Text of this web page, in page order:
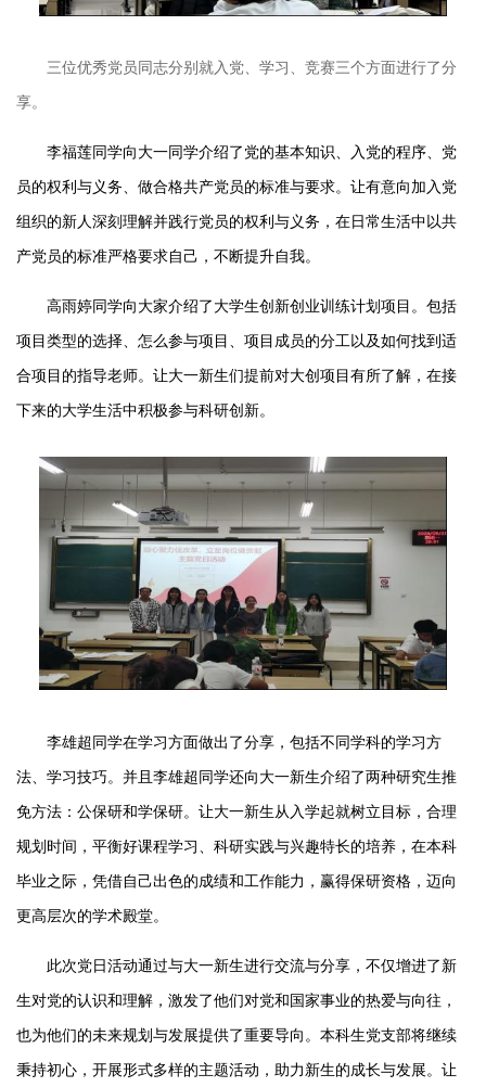
三位优秀党员同志分别就入党、学习、竞赛三个方面进行了分
享。
李福莲同学向大一同学介绍了党的基本知识、入党的程序、党
员的权利与义务、做合格共产党员的标准与要求。让有意向加入党
组织的新人深刻理解并践行党员的权利与义务，在日常生活中以共
产党员的标准严格要求自己，不断提升自我。
高雨婷同学向大家介绍了大学生创新创业训练计划项目。包括
项目类型的选择、怎么参与项目、项目成员的分工以及如何找到适
合项目的指导老师。让大一新生们提前对大创项目有所了解，在接
下来的大学生活中积极参与科研创新。
李雄超同学在学习方面做出了分享，包括不同学科的学习方
法、学习技巧。并且李雄超同学还向大一新生介绍了两种研究生推
免方法：公保研和学保研。让大一新生从入学起就树立目标，合理
规划时间，平衡好课程学习、科研实践与兴趣特长的培养，在本科
毕业之际，凭借自己出色的成绩和工作能力，赢得保研资格，迈向
更高层次的学术殿堂。
此次党日活动通过与大一新生进行交流与分享，不仅增进了新
生对党的认识和理解，激发了他们对党和国家事业的热爱与向往，
也为他们的未来规划与发展提供了重要导向。本科生党支部将继续
秉持初心，开展形式多样的主题活动，助力新生的成长与发展。让